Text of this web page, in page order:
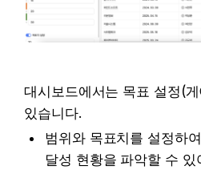
대시보드에서는 목표 설정(
있습니다.
범위와 목표치를 설정하
달성 현황을 파악할 수 있